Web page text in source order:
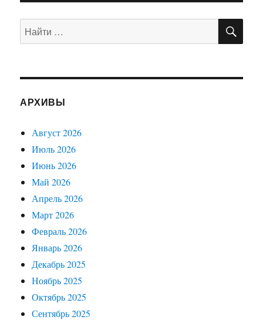
записям
СТРА
НИЦ
Искать:
АРХИВЫ
Август 2026
Июль 2026
Июнь 2026
Май 2026
Апрель 2026
Март 2026
Февраль 2026
Январь 2026
Декабрь 2025
Ноябрь 2025
Октябрь 2025
Сентябрь 2025